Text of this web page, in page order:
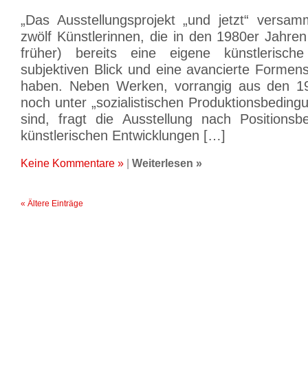
„Das Ausstellungsprojekt „und jetzt“
zwölf Künstlerinnen, die in den 1980er
früher) bereits eine eigene
subjektiven Blick und eine avancierte
haben. Neben Werken, vorrangig aus den
noch unter „sozialistischen
sind, fragt die Ausstellung nach
künstlerischen Entwicklungen […]
Keine Kommentare » Weiterlesen »
« Ältere Einträge